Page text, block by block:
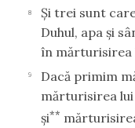
8
Şi trei sunt
Duhul, apa şi
în mărturisirea
9 Dacă primim
mărturisirea lui
şi**